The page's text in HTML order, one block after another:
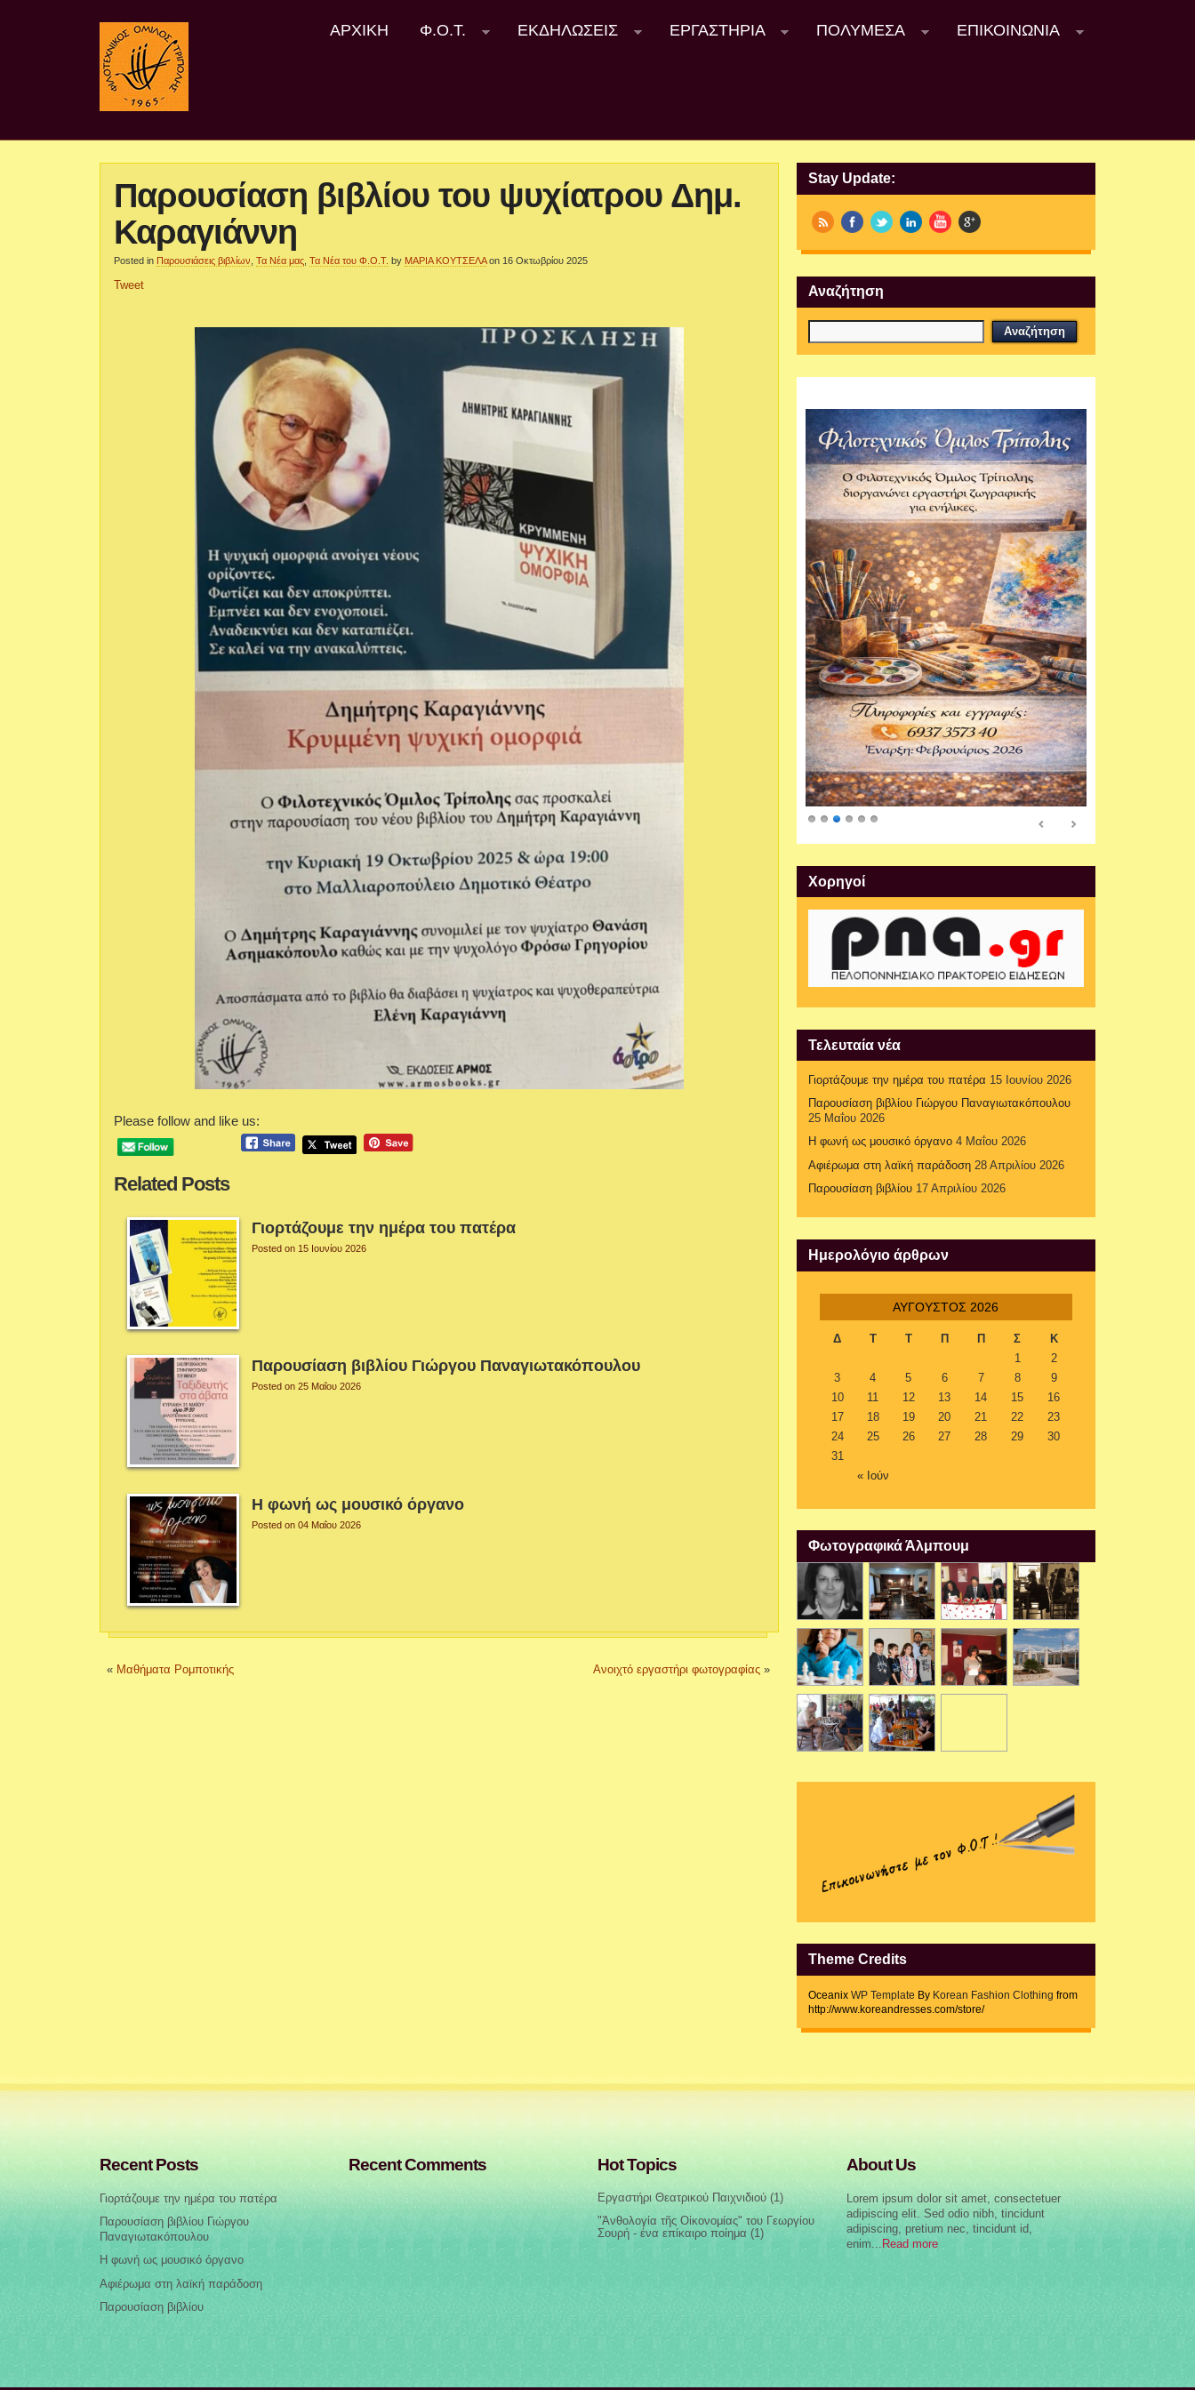
ΑΡΧΙΚΉ Φ.Ο.Τ. ΕΚΔΗΛΩΣΕΙΣ ΕΡΓΑΣΤΗΡΙΑ ΠΟΛΥΜΈΣΑ ΕΠΙΚΟΙΝΩΝΊΑ
Παρουσίαση βιβλίου του ψυχίατρου Δημ.
Καραγιάννη
Posted in Παρουσιάσεις βιβλίων ,Τα Νέα μας ,Τα Νέα του Φ.Ο.Τ. by ΜΑΡΙΑ ΚΟΥΤΣΕΛΑ on 16 Οκτωβρίου 2025
Tweet
Please follow and like us:
Related Posts
Γιορτάζουμε την ημέρα του πατέρα
Posted on 15 Ιουνίου 2026
Παρουσίαση βιβλίου Γιώργου Παναγιωτακόπουλου
Posted on 25 Μαΐου 2026
Η φωνή ως μουσικό όργανο
Posted on 04 Μαΐου 2026
« Μαθήματα Ρομποτικής Ανοιχτό εργαστήρι φωτογραφίας»
Stay Update:
Αναζήτηση
Xορηγοί
Τελευταία νέα
Γιορτάζουμε την ημέρα του πατέρα 15 Ιουνίου 2026
Παρουσίαση βιβλίου Γιώργου Παναγιωτακόπουλου
25 Μαΐου 2026
Η φωνή ως μουσικό όργανο 4 Μαΐου 2026
Αφιέρωμα στη λαϊκή παράδοση 28 Απριλίου 2026
Παρουσίαση βιβλίου 17 Απριλίου 2026
Ημερολόγιο άρθρων
ΑΎΓΟΥΣΤΟΣ 2026
Δ Τ Τ Π Π Σ Κ
« Ιούν
1
2
3
4 5 6 7 8
9
10
11 12 13 14 15
16
17
18 19 20 21 22
23
24
25 26 27 28 29
30
31
Φωτογραφικά Άλμπουμ
Theme Credits
OceanixWP Template By Korean Fashion Clothing from
http://www.koreandresses.com/store/
Recent Posts
Γιορτάζουμε την ημέρα του πατέρα
Παρουσίαση βιβλίου Γιώργου
Παναγιωτακόπουλου
Η φωνή ως μουσικό όργανο
Αφιέρωμα στη λαϊκή παράδοση
Παρουσίαση βιβλίου
Recent Comments Hot Topics
Εργαστήρι Θεατρικού Παιχνιδιού(1)
"Ἀνθολογία τῆς Οἰκονομίας" του Γεωργίου
Σουρή - ένα επίκαιρο ποίημα (1)
About Us
Lorem ipsum dolor sit amet, consectetuer
adipiscing elit. Sed odio nibh, tincidunt
adipiscing, pretium nec, tincidunt id,
enim...
Read more